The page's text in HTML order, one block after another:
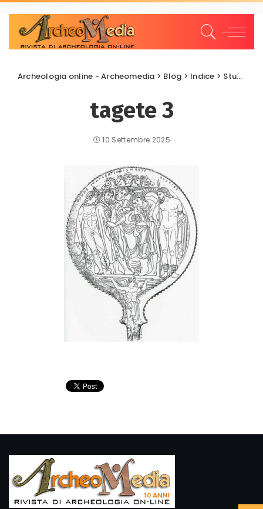
Archeologia online - Archeomedia > Blog > Indice > Studi e Ricerche
tagete 3
10 Settembre 2025